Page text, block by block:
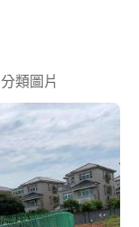
分類圖片